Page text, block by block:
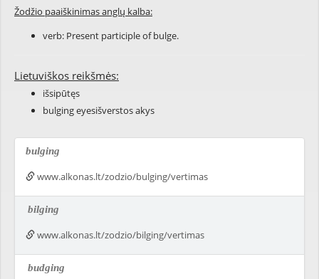
Žodžio paaiškinimas anglų kalba:
verb: Present participle ofbulge.
Lietuviškos reikšmės:
išsipūtęs
bulging eyesišverstos akys
bulging
www.alkonas.lt/zodzio/bulging/vertimas
bilging
www.alkonas.lt/zodzio/bilging/vertimas
budging